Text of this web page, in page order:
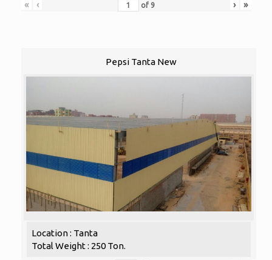
« ‹ of 9 › »
Pepsi Tanta New
Location : Tanta
Total Weight : 250 Ton.